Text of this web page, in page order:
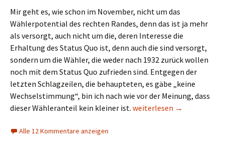
Mir geht es, wie schon im November, nicht um das
Wählerpotential des rechten Randes, denn das ist ja mehr
als versorgt, auch nicht um die, deren Interesse die
Erhaltung des Status Quo ist, denn auch die sind versorgt,
sondern um die Wähler, die weder nach 1932 zurück wollen
noch mit dem Status Quo zufrieden sind. Entgegen der
letzten Schlagzeilen, die behaupteten, es gäbe „keine
Wechselstimmung“, bin ich nach wie vor der Meinung, dass
dieser Wähleranteil kein kleiner ist. Perspektivlosigkeiten
weiterlesen →
Alle 12 Kommentare anzeigen